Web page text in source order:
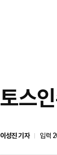
토스
이성진 기자
입력